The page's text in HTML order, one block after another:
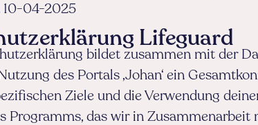
10-04-2025
Lifeguard
bildet zusammen mit der
des Portals ‚Johan‘ ein
Ziele und die Verwendung
Programms, das wir in Zusammenarbeit